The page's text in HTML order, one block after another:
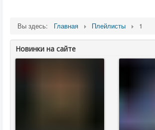
Вы здесь: Главная Плейлисты 1
Новинки на сайте